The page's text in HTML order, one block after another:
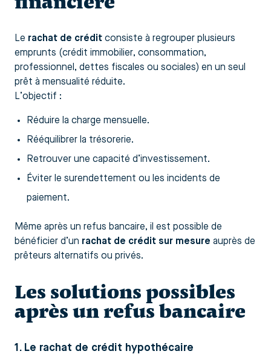
Le rachat de crédit consiste à regrouper plusieurs
emprunts (crédit immobilier, consommation,
professionnel, dettes fiscales ou sociales) en un seul
prêt à mensualité réduite.
L’objectif :
Réduire la charge mensuelle.
Rééquilibrer la trésorerie.
Retrouver une capacité d’investissement.
Éviter le surendettement ou les incidents de
paiement.
Même après un refus bancaire, il est possible de
bénéficier d’un rachat de crédit sur mesure auprès de
prêteurs alternatifs ou privés.
Les solutions possibles
après un refus bancaire
1. Le rachat de crédit hypothécaire